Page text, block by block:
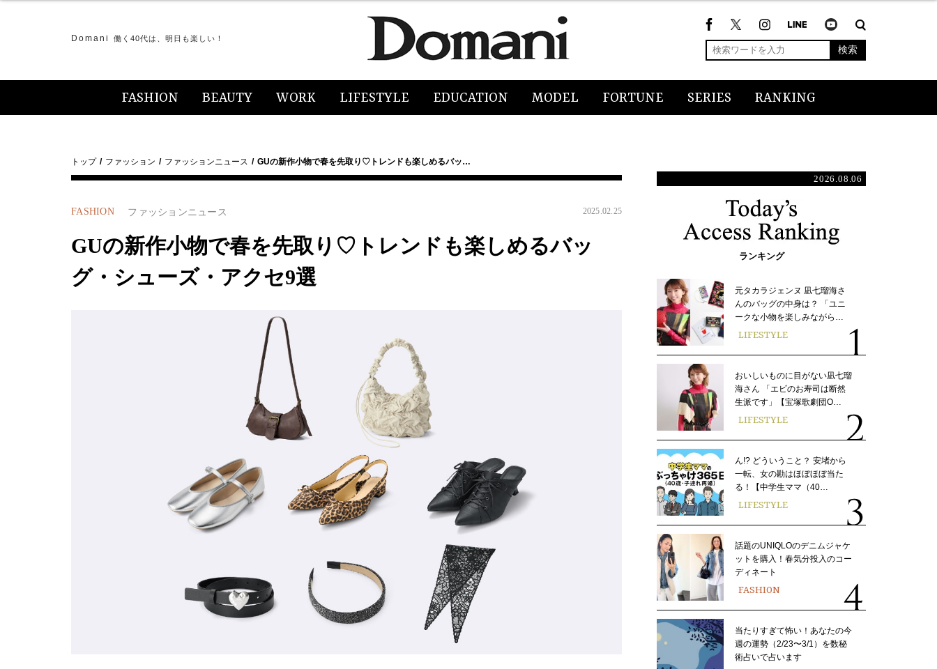
Domani 働く40代は、明日も楽しい！
検索
FASHION BEAUTY WORK LIFESTYLE EDUCATION MODEL FORTUNE SERIES RANKING
トップ ファッション ファッションニュース GUの新作小物で春を先取り♡トレンドも楽しめるバッ…
FASHION ファッションニュース 2025.02.25
GUの新作小物で春を先取り♡トレンドも楽しめるバッ
グ・シューズ・アクセ9選
2026.08.06
ランキング
元タカラジェンヌ 凪七瑠海さ
んのバッグの中身は？ 「ユニ
ークな小物を楽しみながら…
LIFESTYLE
おいしいものに目がない凪七瑠
海さん 「エビのお寿司は断然
生派です」【宝塚歌劇団O…
LIFESTYLE
ん!? どういうこと？ 安堵から
一転、女の勘はほぼほぼ当た
る！【中学生ママ（40…
LIFESTYLE
話題のUNIQLOのデニムジャケ
ットを購入！春気分投入のコー
ディネート
FASHION
当たりすぎて怖い！あなたの今
週の運勢（2/23〜3/1）を数秘
術占いで占います